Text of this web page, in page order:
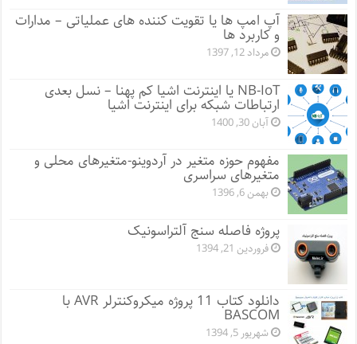
آپ امپ ها یا تقویت کننده های عملیاتی – مدارات
و کاربرد ها
مرداد 12, 1397
NB-IoT یا اینترنت اشیا کم پهنا – نسل بعدی
ارتباطات شبکه برای اینترنت اشیا
آبان 30, 1400
مفهوم حوزه متغیر در آردوینو-متغیرهای محلی و
متغیرهای سراسری
بهمن 6, 1396
پروژه فاصله سنج آلتراسونیک
فروردین 21, 1394
دانلود کتاب 11 پروژه میکروکنترلر AVR با
BASCOM
شهریور 5, 1394